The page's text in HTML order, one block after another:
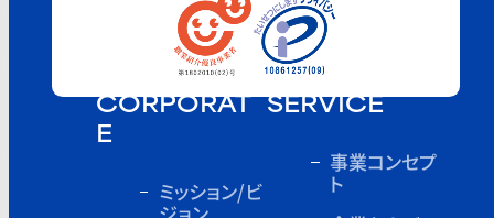
CORPORAT
E
ミッション/ビ
SERVICE
事業コンセプ
ト